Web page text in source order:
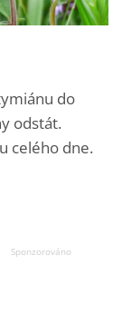
do
odstát.
celého dne.